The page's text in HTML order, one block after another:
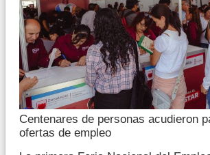
Centenares de personas acudieron
ofertas de empleo